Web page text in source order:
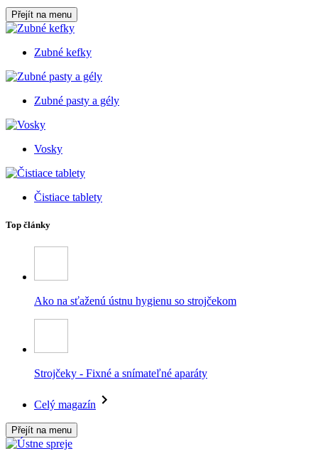
Přejít na menu
Zubné kefky
Zubné pasty a gély
Vosky
Čistiace tablety
Top články
Ako na sťaženú ústnu hygienu so strojčekom
Strojčeky - Fixné a snímateľné aparáty
Celý magazín
Přejít na menu